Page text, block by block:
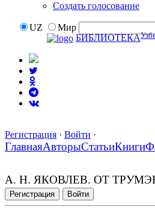
Создать голосование
UZ
Мир
БИБЛИОТЕКА
Регистрация · Войти ·
ГлавнаяАвторыСтатьиКниги
А. Н. ЯКОВЛЕВ. ОТ
Регистрация Войти